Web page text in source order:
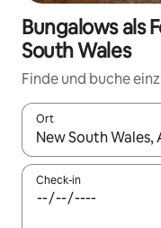
Bungalows als
South Wales
Finde und buche
Ort
Wenn Ergebnisse
Check-in